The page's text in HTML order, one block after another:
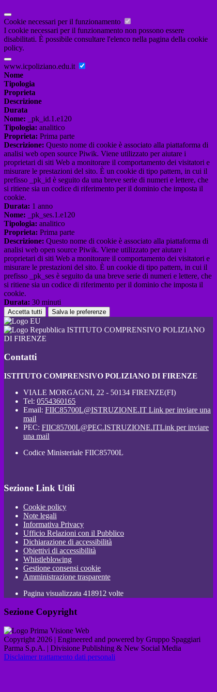
Cookie necessari per il funzionamento
I cookie necessari per il funzionamento non possono essere
disabilitati. È possibile consultare l'elenco nella pagina della cookie
policy.
www.icpoliziano.edu.it
Nome
Tipologia
Proprieta
Descrizione
Durata
Nome: _pk_id.1.e120
Tipologia: analitico
Proprieta: Prima parte
Descrizione: Questo nome di cookie è associato alla piattaforma di
analisi web open source Piwik. Viene utilizzato per aiutare i
proprietari di siti Web a monitorare il comportamento dei visitatori e
misurare le prestazioni del sito. È un cookie di tipo pattern, in cui il
prefisso _pk_id è seguito da una breve serie di numeri e lettere, che
si ritiene sia un codice di riferimento per il dominio che imposta il
cookie.
Durata: 1 anno
Nome: _pk_ses.1.e120
Tipologia: analitico
Proprieta: Prima parte
Descrizione: Questo nome di cookie è associato alla piattaforma di
analisi web open source Piwik. Viene utilizzato per aiutare i
proprietari di siti Web a monitorare il comportamento dei visitatori e
misurare le prestazioni del sito. È un cookie di tipo pattern, in cui il
prefisso _pk_ses è seguito da una breve serie di numeri e lettere, che
si ritiene sia un codice di riferimento per il dominio che imposta il
cookie.
Durata: 30 minuti
Accetta tutti Salva le preferenze
ISTITUTO COMPRENSIVO POLIZIANO
DI FIRENZE
Contatti
ISTITUTO COMPRENSIVO POLIZIANO DI FIRENZE
VIALE MORGAGNI, 22 - 50134 FIRENZE(FI)
Tel: 0554360165
Email: FIIC85700L@ISTRUZIONE.IT Link per inviare una
mail
PEC: FIIC85700L@PEC.ISTRUZIONE.ITLink per inviare
una mail
Codice Ministeriale FIIC85700L
Sezione Link Utili
Cookie policy
Note legali
Informativa Privacy
Ufficio Relazioni con il Pubblico
Dichiarazione di accessibilità
Obiettivi di accessibilità
Whistleblowing
Gestione consensi cookie
Amministrazione trasparente
Pagina visualizzata 418912 volte
Sezione Copyright
Copyright 2026 | Engineered and powered by Gruppo Spaggiari
Parma S.p.A. | Divisione Publishing & New Social Media
Disclaimer trattamento dati personali